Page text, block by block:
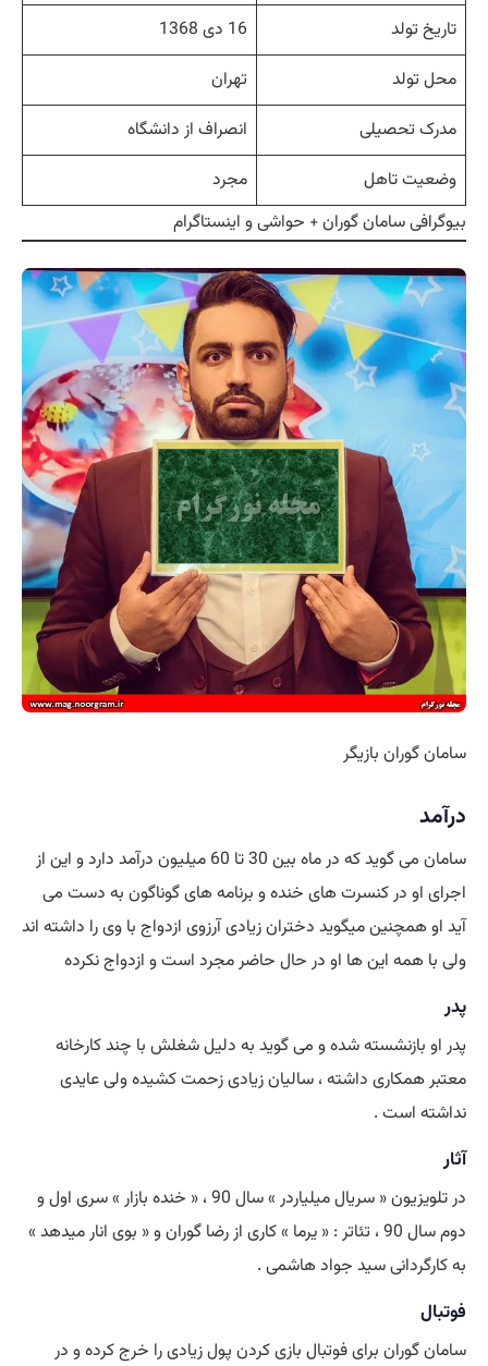
تاریخ تولد
16 دی 1368
محل تولد
تهران
مدرک تحصیلی
انصراف از دانشگاه
وضعیت تاهل
مجرد
بیوگرافی سامان گوران + حواشی و اینستاگرام
سامان گوران بازیگر
درآمد
سامان می گوید که در ماه بین 30 تا 60 میلیون درآمد دارد و این از
اجرای او در کنسرت های خنده و برنامه های گوناگون به دست می
آید او همچنین میگوید دختران زیادی آرزوی ازدواج با وی را داشته اند
ولی با همه این ها او در حال حاضر مجرد است و ازدواج نکرده
پدر
پدر او بازنشسته شده و می گوید به دلیل شغلش با چند کارخانه
معتبر همکاری داشته ، سالیان زیادی زحمت کشیده ولی عایدی
نداشته است .
آثار
در تلویزیون « سریال میلیاردر » سال 90 ، « خنده بازار » سری اول و
دوم سال 90 ، تئاتر : « یرما » کاری از رضا گوران و « بوی انار میدهد »
به کارگردانی سید جواد هاشمی .
فوتبال
سامان گوران برای فوتبال بازی کردن پول زیادی را خرج کرده و در